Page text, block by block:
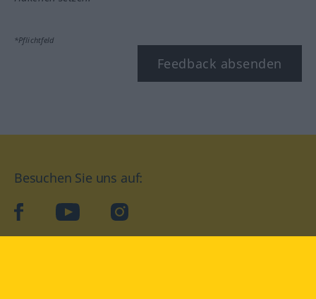
*Pflichtfeld
Feedback absenden
Besuchen Sie uns auf:
facebookYouTube Instagram